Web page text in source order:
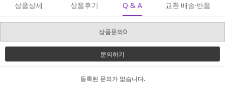
상품상세 상품후기 Q & A 교환·배송·반품
상품문의0
문의하기
등록된 문의가 없습니다.